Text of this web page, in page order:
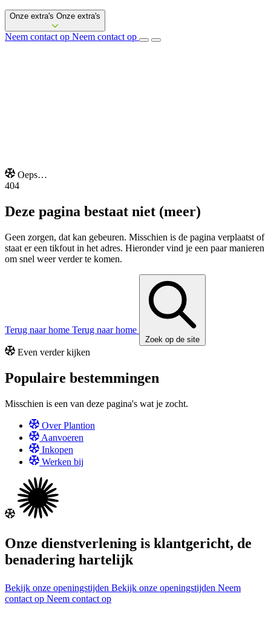
Onze extra's Onze extra's
Neem contact op Neem contact op
Oeps…
404
Deze pagina bestaat niet (meer)
Geen zorgen, dat kan gebeuren. Misschien is de pagina verplaatst of
staat er een tikfout in het adres. Hieronder vind je een paar manieren
om snel weer verder te komen.
Terug naar home Terug naar home
Zoek op de site
Even verder kijken
Populaire bestemmingen
Misschien is een van deze pagina's wat je zocht.
Over Plantion
Aanvoeren
Inkopen
Werken bij
Onze dienstverlening is klantgericht, de
benadering hartelijk
Bekijk onze openingstijden Bekijk onze openingstijden Neem
contact op Neem contact op